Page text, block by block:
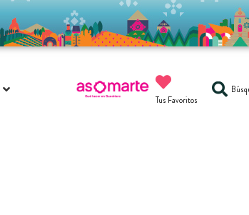
Tus Favoritos